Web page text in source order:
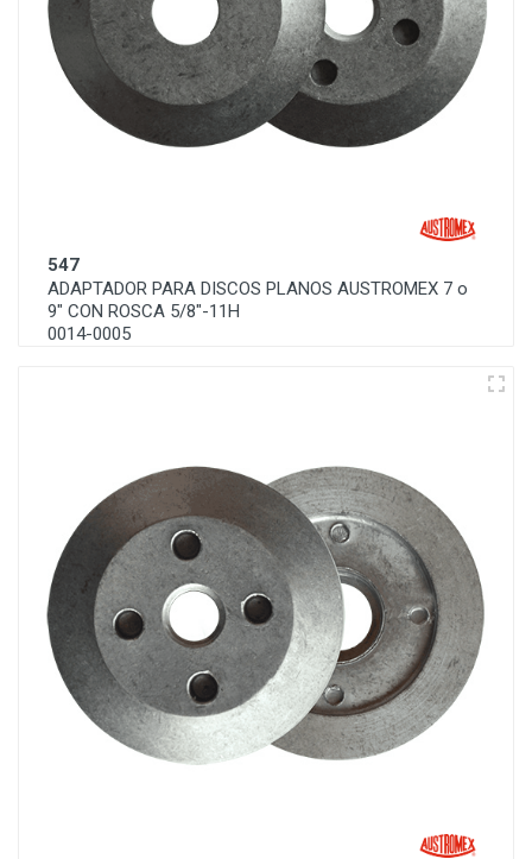
547
ADAPTADOR PARA DISCOS PLANOS AUSTROMEX 7 o
9" CON ROSCA 5/8"-11H
0014-0005